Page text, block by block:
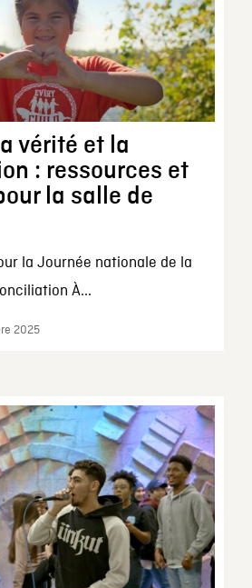
vérité et la
: ressources et
la salle de
la Journée nationale de la
À...
2025